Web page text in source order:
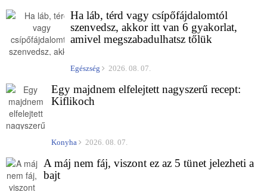
Ha láb, térd vagy csípőfájdalomtól
szenvedsz, akkor itt van 6 gyakorlat,
amivel megszabadulhatsz tőlük
Egészség 2026. 08. 07.
Egy majdnem elfelejtett nagyszerű recept:
Kiflikoch
Konyha 2026. 08. 07.
A máj nem fáj, viszont ez az 5 tünet jelezheti a
bajt